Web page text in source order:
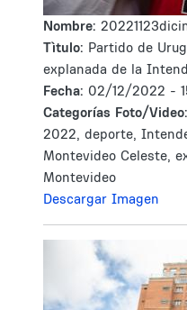
Nombre:
Tìtulo: Partido de
explanada de la
Fecha: 02/12/2022 -
Categorías Foto/Video:
2022, deporte,
Montevideo Celeste,
Montevideo
Descargar Imagen